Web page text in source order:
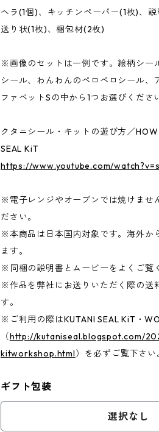
ヘラ(1個)、キッチンペーパー(1枚)、
送り状(1枚)、梱包材(2枚)
※画像のセットは一例です。絵柄シー
シール、わんわんのペロペロシール、
ファベットSの中から1つお選びくださ
クタニシール・キットの遊び方／HOW
SEAL KiT
https://www.youtube.com/
※電子レンジやオーブンでは焼けませ
ださい。
※本商品は日本国内対象です。海外か
ます。
※同梱の説明書とムービーをよくご覧
※作品を弊社にお送りいただく際の送
す。
※ご利用の際はKUTANI SEAL KiT・
（http://kutaniseal.blogspot.com/
kitworkshop.html）を必ずご覧下さい
ギフト包装
選択なし